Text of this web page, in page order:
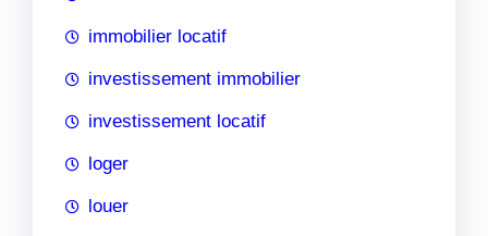
immobilier locatif
investissement immobilier
investissement locatif
loger
louer